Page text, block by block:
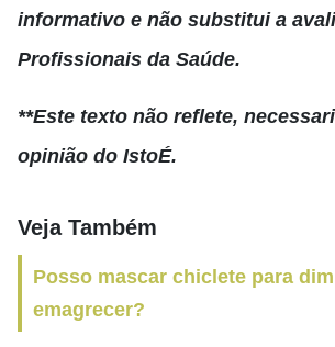
informativo e não substitui a
Profissionais da Saúde.
**Este texto não reflete,
opinião do IstoÉ.
Veja Também
Posso mascar chiclete para
emagrecer?